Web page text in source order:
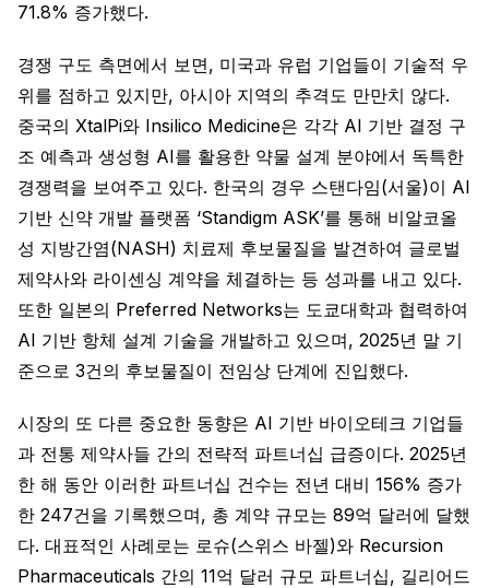
71.8% 증가했다.
경쟁 구도 측면에서 보면, 미국과 유럽 기업들이 기술적 우
위를 점하고 있지만, 아시아 지역의 추격도 만만치 않다.
중국의 XtalPi와 Insilico Medicine은 각각 AI 기반 결정 구
조 예측과 생성형 AI를 활용한 약물 설계 분야에서 독특한
경쟁력을 보여주고 있다. 한국의 경우 스탠다임(서울)이 AI
기반 신약 개발 플랫폼 ‘Standigm ASK’를 통해 비알코올
성 지방간염(NASH) 치료제 후보물질을 발견하여 글로벌
제약사와 라이센싱 계약을 체결하는 등 성과를 내고 있다.
또한 일본의 Preferred Networks는 도쿄대학과 협력하여
AI 기반 항체 설계 기술을 개발하고 있으며, 2025년 말 기
준으로 3건의 후보물질이 전임상 단계에 진입했다.
시장의 또 다른 중요한 동향은 AI 기반 바이오테크 기업들
과 전통 제약사들 간의 전략적 파트너십 급증이다. 2025년
한 해 동안 이러한 파트너십 건수는 전년 대비 156% 증가
한 247건을 기록했으며, 총 계약 규모는 89억 달러에 달했
다. 대표적인 사례로는 로슈(스위스 바젤)와 Recursion
Pharmaceuticals 간의 11억 달러 규모 파트너십, 길리어드